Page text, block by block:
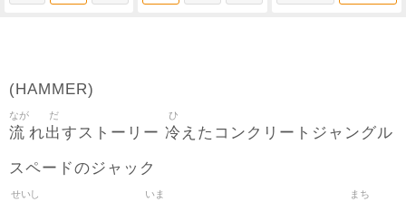
(HAMMER)
流
なが
れ出
だ
すストーリー 冷
ひ
えたコンクリートジャングル
スペードのジャック
せいし いま まち